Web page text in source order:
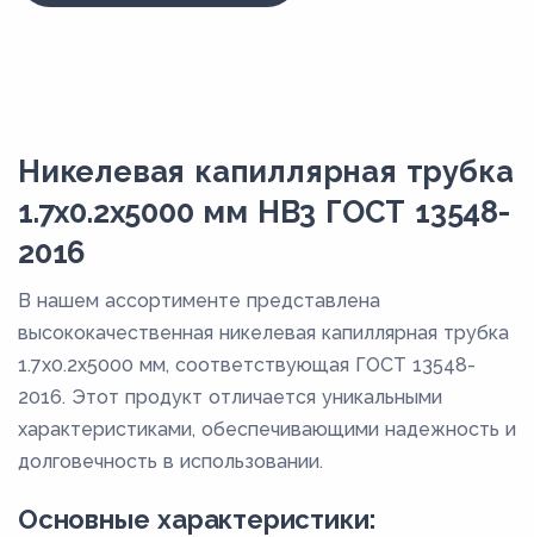
Никелевая капиллярная трубка
1.7х0.2х5000 мм НВ3 ГОСТ 13548-
2016
В нашем ассортименте представлена
высококачественная никелевая капиллярная трубка
1.7х0.2х5000 мм, соответствующая ГОСТ 13548-
2016. Этот продукт отличается уникальными
характеристиками, обеспечивающими надежность и
долговечность в использовании.
Основные характеристики: